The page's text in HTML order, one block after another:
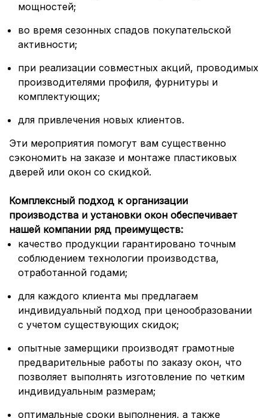
мощностей;
во время сезонных спадов покупательской
активности;
при реализации совместных акций, проводимых
производителями профиля, фурнитуры и
комплектующих;
для привлечения новых клиентов.
Эти мероприятия помогут вам существенно
сэкономить на заказе и монтаже пластиковых
дверей или окон со скидкой.
Комплексный подход к организации
производства и установки окон обеспечивает
нашей компании ряд преимуществ:
качество продукции гарантировано точным
соблюдением технологии производства,
отработанной годами;
для каждого клиента мы предлагаем
индивидуальный подход при ценообразовании
с учетом существующих скидок;
опытные замерщики производят грамотные
предварительные работы по заказу окон, что
позволяет выполнять изготовление по четким
индивидуальным размерам;
оптимальные сроки выполнения, а также